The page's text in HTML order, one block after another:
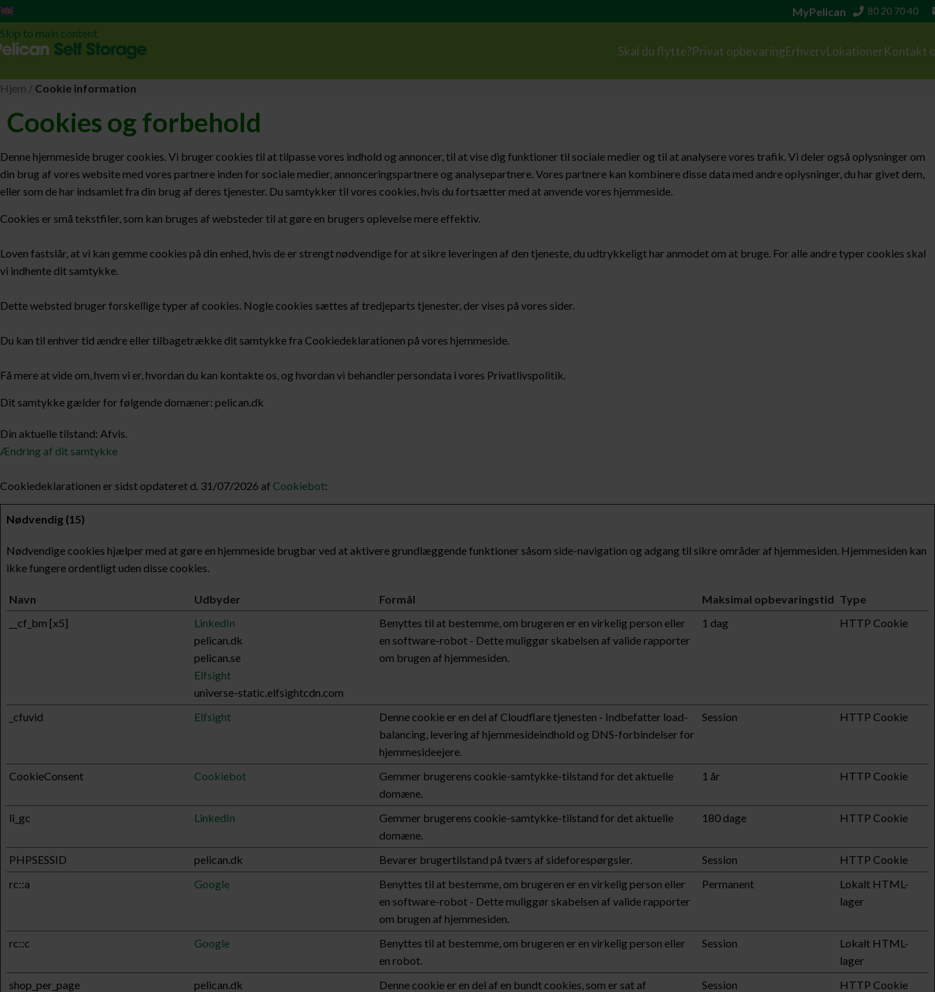
Skip to navigation
Skip to main content
MyPelican 80 20 70 40
Skal du flytte?Privat opbevaringErhvervLokationerKontakt
Hjem / Cookie information
Cookies og forbehold
Denne hjemmeside bruger cookies. Vi bruger cookies til at tilpasse vores indhold og annoncer, til at vise dig funktioner til sociale medier og til at analysere vores trafik. Vi deler også oplysninger om
din brug af vores website med vores partnere inden for sociale medier, annonceringspartnere og analysepartnere. Vores partnere kan kombinere disse data med andre oplysninger, du har givet dem,
eller som de har indsamlet fra din brug af deres tjenester. Du samtykker til vores cookies, hvis du fortsætter med at anvende vores hjemmeside.
Cookies er små tekstfiler, som kan bruges af websteder til at gøre en brugers oplevelse mere effektiv.
Loven fastslår, at vi kan gemme cookies på din enhed, hvis de er strengt nødvendige for at sikre leveringen af den tjeneste, du udtrykkeligt har anmodet om at bruge. For alle andre typer cookies skal
vi indhente dit samtykke.
Dette websted bruger forskellige typer af cookies. Nogle cookies sættes af tredjeparts tjenester, der vises på vores sider.
Du kan til enhver tid ændre eller tilbagetrække dit samtykke fra Cookiedeklarationen på vores hjemmeside.
Få mere at vide om, hvem vi er, hvordan du kan kontakte os, og hvordan vi behandler persondata i vores Privatlivspolitik.
Dit samtykke gælder for følgende domæner: pelican.dk
Din aktuelle tilstand: Afvis.
Ændring af dit samtykke
Cookiedeklarationen er sidst opdateret d. 31/07/2026 af Cookiebot:
Nødvendig (15)
Nødvendige cookies hjælper med at gøre en hjemmeside brugbar ved at aktivere grundlæggende funktioner såsom side-navigation og adgang til sikre områder af hjemmesiden. Hjemmesiden kan
ikke fungere ordentligt uden disse cookies.
Navn Udbyder Formål Maksimal opbevaringstid Type
__cf_bm [x5]
LinkedIn
pelican.dk
pelican.se
Elfsight
universe-static.elfsightcdn.com
Benyttes til at bestemme, om brugeren er en virkelig person eller
en software-robot - Dette muliggør skabelsen af valide rapporter
om brugen af hjemmesiden.
1 dag HTTP Cookie
_cfuvid Elfsight
Denne cookie er en del af Cloudflare tjenesten - Indbefatter load-
balancing, levering af hjemmesideindhold og DNS-forbindelser for
hjemmesideejere.
Session HTTP Cookie
CookieConsent Cookiebot
Gemmer brugerens cookie-samtykke-tilstand for det aktuelle
domæne.
1 år HTTP Cookie
li_gc LinkedIn
Gemmer brugerens cookie-samtykke-tilstand for det aktuelle
domæne.
180 dage HTTP Cookie
PHPSESSID pelican.dk Bevarer brugertilstand på tværs af sideforespørgsler. Session
HTTP Cookie
rc::a
Google
Benyttes til at bestemme, om brugeren er en virkelig person eller
en software-robot - Dette muliggør skabelsen af valide rapporter
om brugen af hjemmesiden.
Permanent
Lokalt HTML-
lager
rc::c Google
Benyttes til at bestemme, om brugeren er en virkelig person eller
en robot.
Session
Lokalt HTML-
lager
shop_per_page
pelican.dk
Denne cookie er en del af en bundt cookies, som er sat af
Session HTTP Cookie